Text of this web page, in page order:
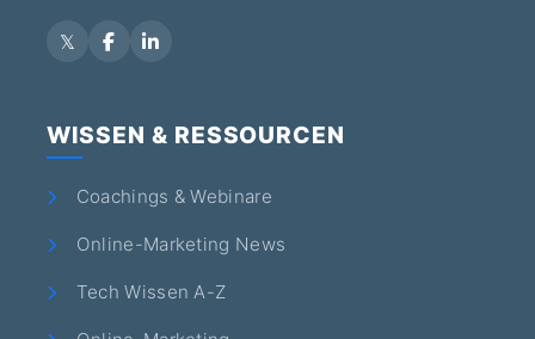
WISSEN & RESSOURCEN
Coachings & Webinare
Online-Marketing News
Tech Wissen A-Z